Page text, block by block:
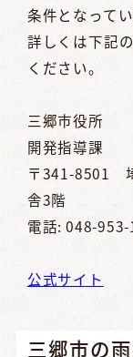
条件となってい
詳しくは下記
ください。
三郷市役所
開発指導課
〒341-8501
舎3階
電話: 048-
公式サイト
三郷市の